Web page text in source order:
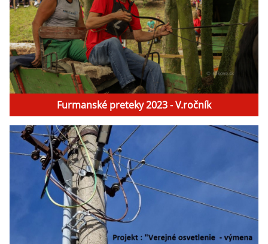
Furmanské preteky 2023 - V.ročník